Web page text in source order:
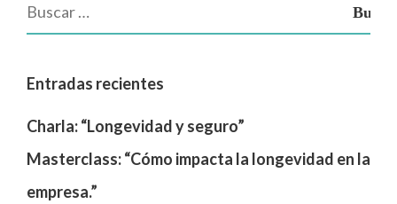
Entradas recientes
Charla: “Longevidad y seguro”
Masterclass: “Cómo impacta la longevidad en la
empresa.”